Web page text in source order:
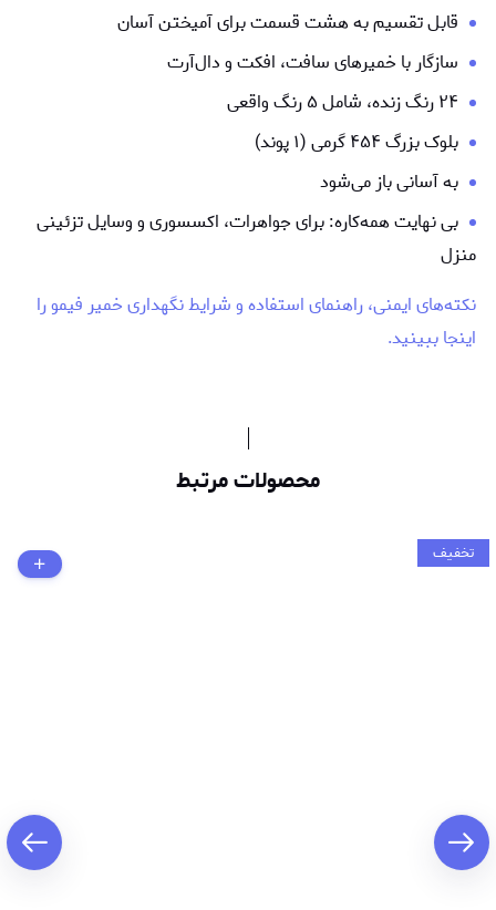
قابل تقسیم به هشت قسمت برای آمیختن آسان
سازگار با خمیرهای سافت، افکت و دال‌آرت
۲۴ رنگ زنده، شامل ۵ رنگ واقعی
بلوک بزرگ ۴۵۴ گرمی (۱ پوند)
به آسانی باز می‌شود
بی نهایت همه‌کاره: برای جواهرات، اکسسوری و وسایل تزئینی
منزل
نکته‌های ایمنی، راهنمای استفاده و شرایط نگهداری خمیر فیمو را
اینجا ببینید.
محصولات مرتبط
تخفیف